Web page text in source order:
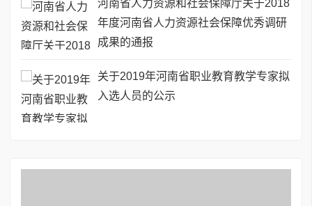
河南省人力资源和社会保障厅关于2018
年度河南省人力资源社会保障优秀调研
成果的通报
关于2019年河南省职业教育教学专家拟
入选人员的公示